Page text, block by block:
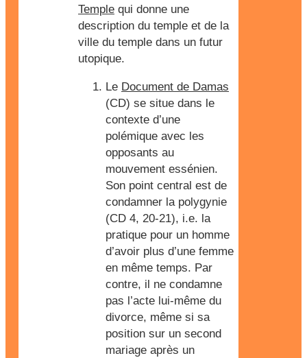
Temple qui donne une
description du temple et de la
ville du temple dans un futur
utopique.
Le Document de Damas
(CD) se situe dans le
contexte d’une
polémique avec les
opposants au
mouvement essénien.
Son point central est de
condamner la polygynie
(CD 4, 20-21), i.e. la
pratique pour un homme
d’avoir plus d’une femme
en même temps. Par
contre, il ne condamne
pas l’acte lui-même du
divorce, même si sa
position sur un second
mariage après un